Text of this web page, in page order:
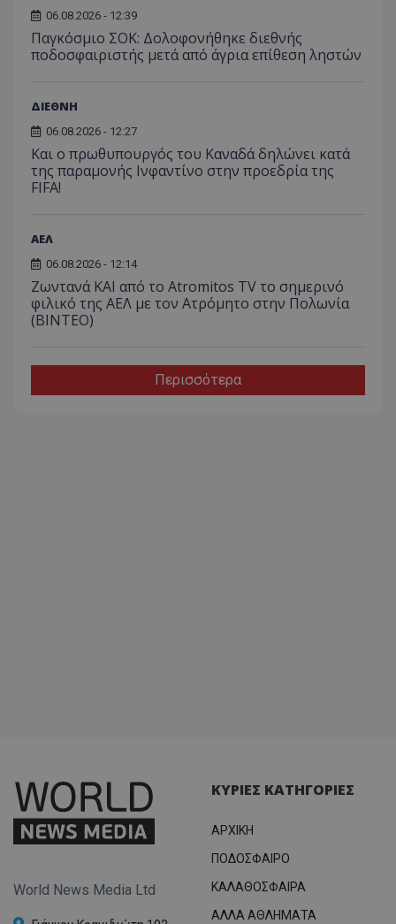
06.08.2026 - 12:39
Παγκόσμιο ΣΟΚ: Δολοφονήθηκε διεθνής
ποδοσφαιριστής μετά από άγρια επίθεση ληστών
ΔΙΕΘΝΗ
06.08.2026 - 12:27
Και ο πρωθυπουργός του Καναδά δηλώνει κατά
της παραμονής Ινφαντίνο στην προεδρία της
FIFA!
ΑΕΛ
06.08.2026 - 12:14
Ζωντανά ΚΑΙ από το Atromitos TV το σημερινό
φιλικό της ΑΕΛ με τον Ατρόμητο στην Πολωνία
(ΒΙΝΤΕΟ)
Περισσότερα
World News Media Ltd
ΚΥΡΙΕΣ ΚΑΤΗΓΟΡΙΕΣ
ΑΡΧΙΚΗ
ΠΟΔΟΣΦΑΙΡΟ
ΚΑΛΑΘΟΣΦΑΙΡΑ
ΑΛΛΑ ΑΘΛΗΜΑΤΑ